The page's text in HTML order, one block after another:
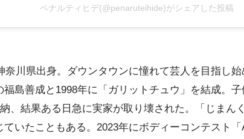
ペナルティヒデ(@penaruteihide)がシェアした投稿
奈川県出身。ダウンタウンに憧れて芸人を目指し
福島善成と1998年に「ガリットチュウ」を結成。
、結果ある日急に実家が取り壊された。「じまん
ていたこともある。2023年にボディーコンテスト